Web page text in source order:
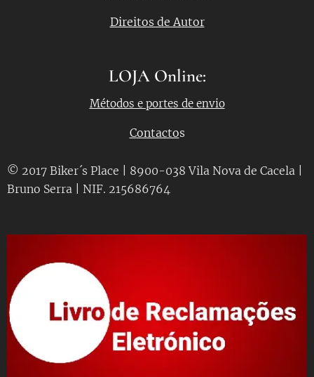
Direitos de Autor
LOJA Online:
Métodos e portes de envio
Contactos
© 2017 Biker´s Place | 8900-038 Vila Nova de Cacela |
Bruno Serra | NIF. 215686764